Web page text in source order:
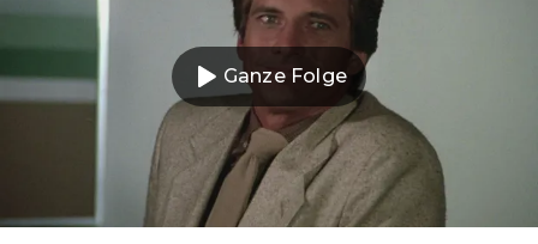
Ganze Folge